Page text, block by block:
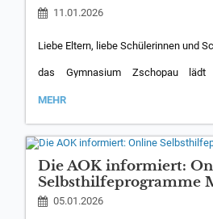
11.01.2026
Liebe Eltern, liebe Schülerinnen und
das Gymnasium Zschopau
Anschreiben entnommen werden.
Ihr Grundschulteam
Anschreiben
GYMNASIUM
LÄDT
EIN:
MEHR
Die AOK informiert:
Selbsthilfeprogramme
05.01.2026